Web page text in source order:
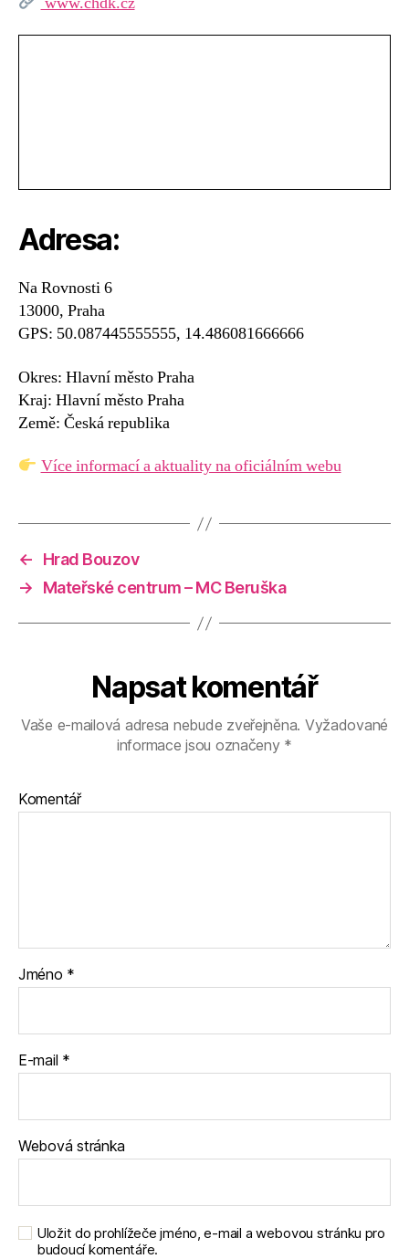
Adresa:
Na Rovnosti 6
13000, Praha
GPS: 50.087445555555, 14.486081666666
Okres: Hlavní město Praha
Kraj: Hlavní město Praha
Země: Česká republika
Více informací a aktuality na oficiálním webu
←
Hrad Bouzov
→
Mateřské centrum – MC Beruška
Napsat komentář
Vaše e-mailová adresa nebude zveřejněna. Vyžadované
informace jsou označeny *
Komentář
Jméno *
E-mail *
Webová stránka
Uložit do prohlížeče jméno, e-mail a webovou stránku pro
budoucí komentáře.